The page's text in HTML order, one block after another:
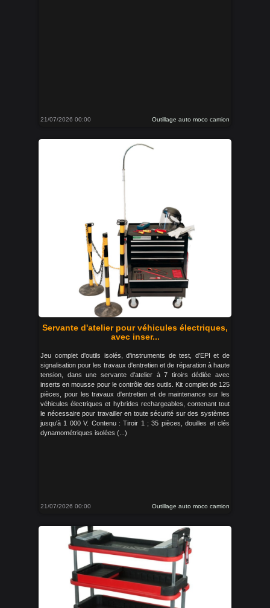
21/07/2026 00:00 Outillage auto moco camion
Servante d'atelier pour véhicules électriques,
avec inser...
Jeu complet d'outils isolés, d'instruments de test, d'EPI et de
signalisation pour les travaux d'entretien et de réparation à haute
tension, dans une servante d'atelier à 7 tiroirs dédiée avec
inserts en mousse pour le contrôle des outils. Kit complet de 125
pièces, pour les travaux d'entretien et de maintenance sur les
véhicules électriques et hybrides rechargeables, contenant tout
le nécessaire pour travailler en toute sécurité sur des systèmes
jusqu'à 1 000 V. Contenu : Tiroir 1 ; 35 pièces, douilles et clés
dynamométriques isolées (...)
21/07/2026 00:00 Outillage auto moco camion